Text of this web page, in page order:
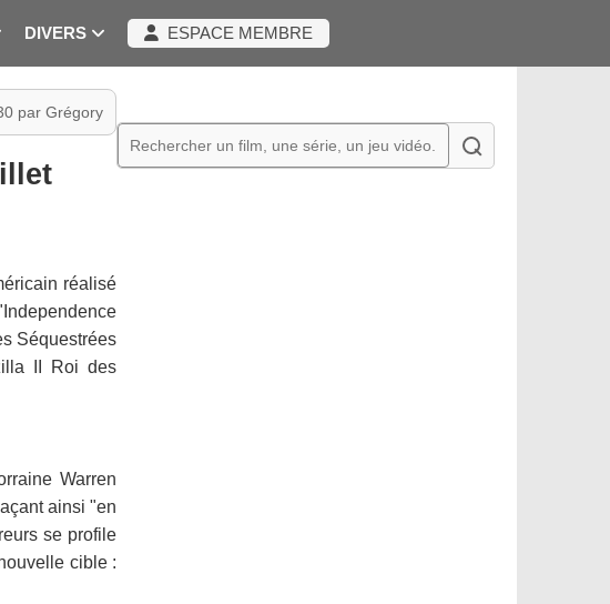
DIVERS ESPACE MEMBRE
par Grégory
réalisé
Séquestrées
II Roi des
Warren
ainsi "en
se profile
cible :